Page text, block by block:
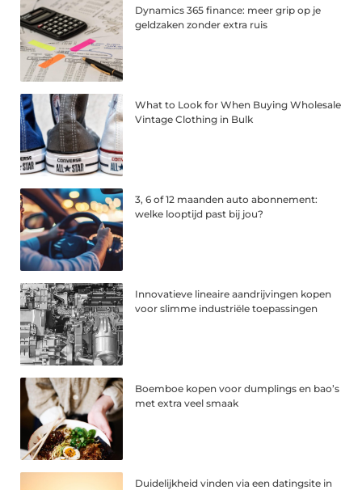
Dynamics 365 finance: meer grip op je
geldzaken zonder extra ruis
What to Look for When Buying Wholesale
Vintage Clothing in Bulk
3, 6 of 12 maanden auto abonnement:
welke looptijd past bij jou?
Innovatieve lineaire aandrijvingen kopen
voor slimme industriële toepassingen
Boemboe kopen voor dumplings en bao’s
met extra veel smaak
Duidelijkheid vinden via een datingsite in